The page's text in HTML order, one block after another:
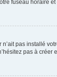
fuseau horaire
pas installé
pas à